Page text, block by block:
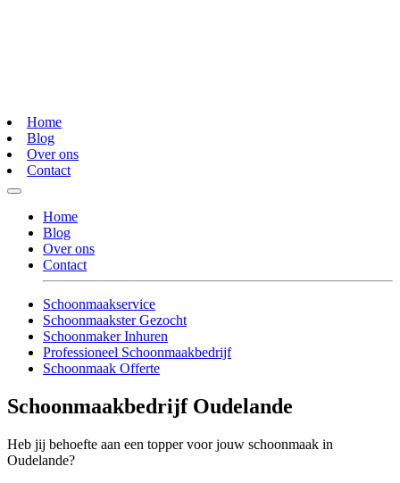
Home
Blog
Over ons
Contact
Home
Blog
Over ons
Contact
Schoonmaakservice
Schoonmaakster Gezocht
Schoonmaker Inhuren
Professioneel Schoonmaakbedrijf
Schoonmaak Offerte
Schoonmaakbedrijf Oudelande
Heb jij behoefte aan een topper voor jouw schoonmaak in
Oudelande?